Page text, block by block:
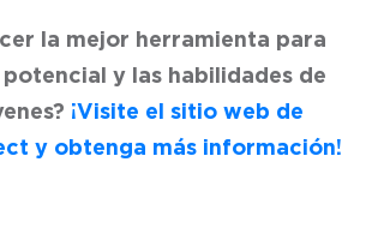
la mejor herramienta para
y las habilidades de
¡Visite el sitio web de
y obtenga más información!